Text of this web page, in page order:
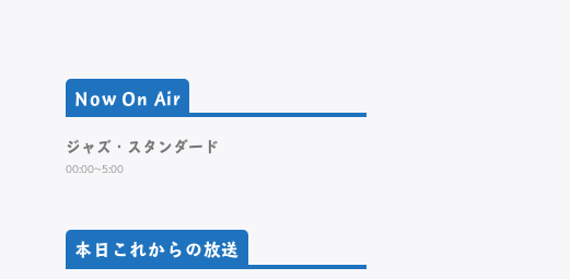
Now On Air
ジャズ・スタンダード
00:00~5:00
本日これからの放送